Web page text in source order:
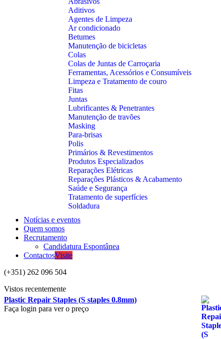
Aditivos
Agentes de Limpeza
Ar condicionado
Betumes
Manutenção de bicicletas
Colas
Colas de Juntas de Carroçaria
Ferramentas, Acessórios e Consumíveis
Limpeza e Tratamento de couro
Fitas
Juntas
Lubrificantes & Penetrantes
Manutenção de travões
Masking
Para-brisas
Polis
Primários & Revestimentos
Produtos Especializados
Reparações Elétricas
Reparações Plásticos & Acabamento
Saúde e Segurança
Tratamento de superfícies
Soldadura
Notícias e eventos
Quem somos
Recrutamento
Candidatura Espontânea
ContactosVisite
(+351) 262 096 504
Vistos recentemente
Plastic Repair Staples (S staples 0.8mm)
Faça login para ver o preço